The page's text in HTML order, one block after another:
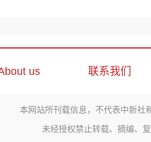
us 联系我们
本网站所刊载信息，不代表中新社
未经授权禁止转载、摘编、